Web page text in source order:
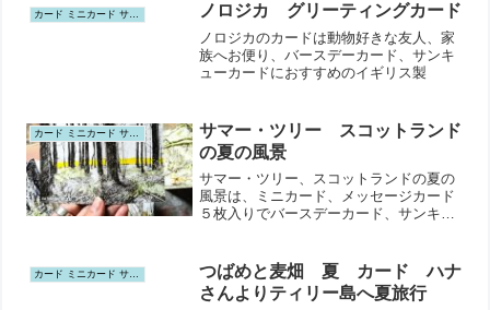
カード ミニカード サンキューカード ポストカード ノロジカ グリーティングカード
ノロジカのカードは動物好きな友人、家
族へお便り、バースデーカード、サンキ
ューカードにおすすめのイギリス製
カード ミニカード サンキューカード ポストカード
サマー・ツリー スコットランド
の夏の風景
サマー・ツリー、スコットランドの夏の
風景は、ミニカード、メッセージカード
５枚入りでバースデーカード、サンキュ
カード ミニカード サンキューカード ポストカード
つばめと麦畑 夏 カード ハナ
さんよりティリー島へ夏旅行